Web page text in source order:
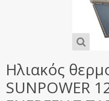
Ηλιακός
SUNPOWER